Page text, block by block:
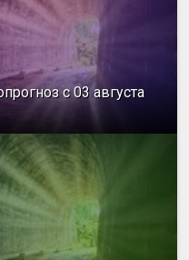
с 03 августа